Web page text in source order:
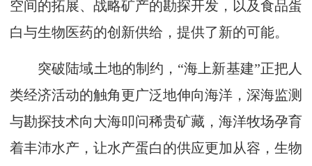
空间的拓展、战略矿产的勘探开发，以及食品蛋
白与生物医药的创新供给，提供了新的可能。
突破陆域土地的制约，“海上新基建”正把人
类经济活动的触角更广泛地伸向海洋，深海监测
与勘探技术向大海叩问稀贵矿藏，海洋牧场孕育
着丰沛水产，让水产蛋白的供应更加从容，生物